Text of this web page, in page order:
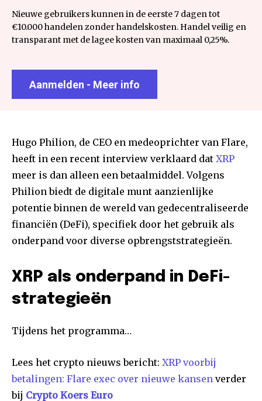
Nieuwe gebruikers kunnen in de eerste 7 dagen tot
€10.000 handelen zonder handelskosten. Handel veilig en
transparant met de lagee kosten van maximaal 0,25%.
Aanmelden - Meer info
Hugo Philion, de CEO en medeoprichter van Flare,
heeft in een recent interview verklaard dat XRP
meer is dan alleen een betaalmiddel. Volgens
Philion biedt de digitale munt aanzienlijke
potentie binnen de wereld van gedecentraliseerde
financiën (DeFi), specifiek door het gebruik als
onderpand voor diverse opbrengststrategieën.
XRP als onderpand in DeFi-
strategieën
Tijdens het programma…
Lees het crypto nieuws bericht: XRP voorbij
betalingen: Flare exec over nieuwe kansen verder
bij Crypto Koers Euro